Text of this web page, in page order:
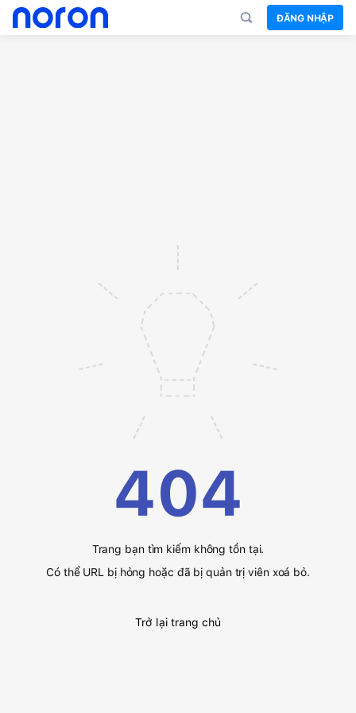
ĐĂNG NHẬP
404
Trang bạn tìm kiếm không tồn tại.
Có thể URL bị hỏng hoặc đã bị quản trị viên xoá bỏ.
Trở lại trang chủ